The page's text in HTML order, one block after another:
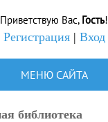
Приветствую Вас, Гость!
Регистрация| Вход
МЕНЮ САЙТА
библиотека